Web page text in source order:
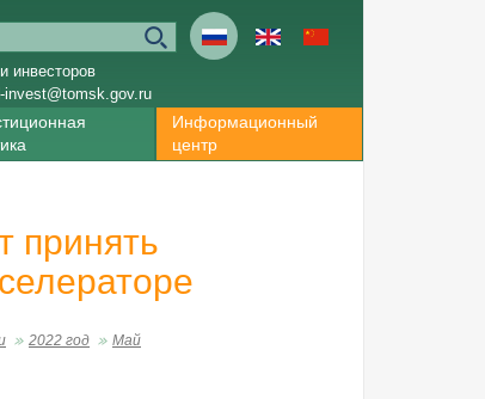
инвесторов
invest@tomsk.gov.ru
Информационный
центр
принять
2022 год Май